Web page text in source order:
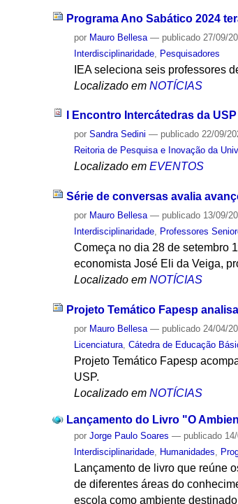
Programa Ano Sabático 2024
por Mauro Bellesa — publicado 27/09/
Interdisciplinaridade Pesquisadores
IEA seleciona seis professores
Localizado em NOTÍCIAS
I Encontro Intercátedras da USP
porSandra Sedini — publicado 22/09/
Reitoria de Pesquisa e Inovação da
Localizado em EVENTOS
Série de conversas avalia
por Mauro Bellesa — publicado 13/09/
Interdisciplinaridade
Professores
Começa no dia 28 de setembro
economista José Eli da Veiga,
Localizado em NOTÍCIAS
Projeto Temático Fapesp
por Mauro Bellesa — publicado 24/04/
Licenciatura ,Cátedra de Educação
Projeto Temático Fapesp
USP.
Localizado em NOTÍCIAS
Lançamento do Livro "O
porJorge Paulo Soares — publicado
Interdisciplinaridade, Humanidades,
Lançamento de livro que reúne
de diferentes áreas do
escola como ambiente